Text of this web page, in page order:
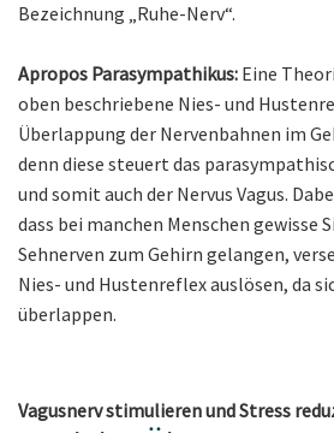
Bezeichnung „Ruhe-Nerv“.
Apropos Parasympathikus: Eine
oben beschriebene Nies- und
Überlappung der Nervenbahnen im
denn diese steuert das
und somit auch der Nervus Vagus.
dass bei manchen Menschen gewisse
Sehnerven zum Gehirn gelangen,
Nies- und Hustenreflex auslösen, da
überlappen.
Vagusnerv stimulieren und Stress